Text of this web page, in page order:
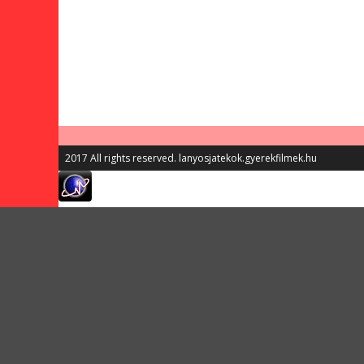
2017 All rights reserved. lanyosjatekok.gyerekfilmek.hu